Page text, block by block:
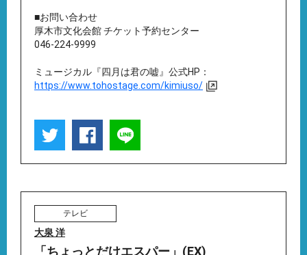
■お問い合わせ
厚木市文化会館 チケット予約センター
046-224-9999
ミュージカル『四月は君の嘘』公式HP：
https://www.tohostage.com/kimiuso/
テレビ
大泉 洋
「ちょっとだけエスパー」(EX)